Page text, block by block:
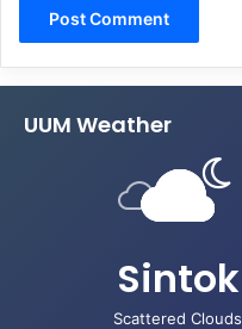
UUM Weather
Sintok
Scattered Clouds